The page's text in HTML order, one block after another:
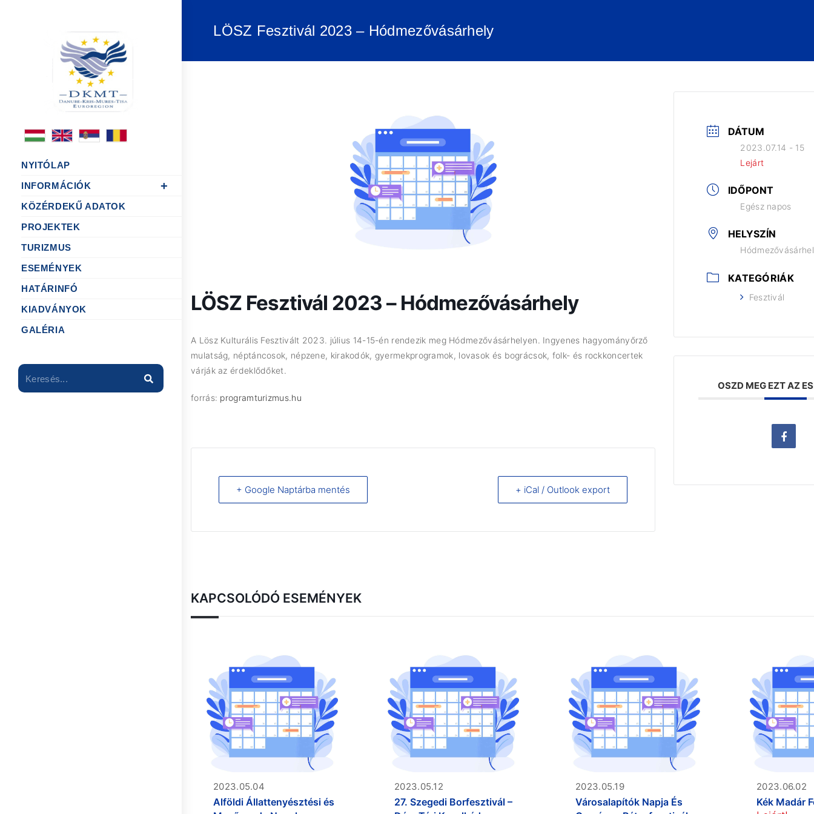
NYITÓLAP
INFORMÁCIÓK
KÖZÉRDEKŰ ADATOK
PROJEKTEK
TURIZMUS
ESEMÉNYEK
HATÁRINFÓ
KIADVÁNYOK
GALÉRIA
Keresés...
LÖSZ Fesztivál 2023 – Hódmezővásárhely
LÖSZ Fesztivál 2023 – Hódmezővásárhely
A Lösz Kulturális Fesztivált 2023. július 14-15-én rendezik meg Hódmezővásárhelyen. Ingyenes hagyományőrző
mulatság, néptáncosok, népzene, kirakodók, gyermekprogramok, lovasok és bográcsok, folk- és rockkoncertek
várják az érdeklődőket.
forrás: programturizmus.hu
+ Google Naptárba mentés + iCal / Outlook export
DÁTUM
2023.07.14 - 15
Lejárt
IDŐPONT
Egész napos
HELYSZÍN
KATEGÓRIÁK
Fesztivál
OSZD MEG EZT AZ
KAPCSOLÓDÓ ESEMÉNYEK
2023.05.04
Alföldi Állattenyésztési és
2023.05.12
27. Szegedi Borfesztivál –
2023.05.19
Városalapítók Napja És
2023.06.02
Kék Madár